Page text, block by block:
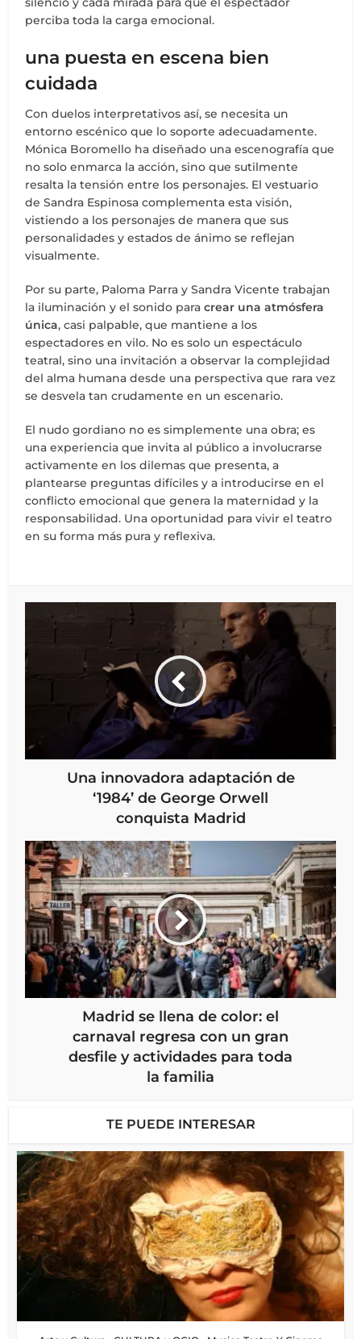
perciba toda la carga emocional.
una puesta en escena bien
cuidada
Con duelos interpretativos así, se necesita un
entorno escénico que lo soporte adecuadamente.
Mónica Boromello ha diseñado una escenografía que
no solo enmarca la acción, sino que sutilmente
resalta la tensión entre los personajes. El vestuario
de Sandra Espinosa complementa esta visión,
vistiendo a los personajes de manera que sus
personalidades y estados de ánimo se reflejan
visualmente.
Por su parte, Paloma Parra y Sandra Vicente trabajan
la iluminación y el sonido paracrear una atmósfera
única, casi palpable, que mantiene a los
espectadores en vilo. No es solo un espectáculo
teatral, sino una invitación a observar la complejidad
del alma humana desde una perspectiva que rara vez
se desvela tan crudamente en un escenario.
El nudo gordiano no es simplemente una obra; es
una experiencia que invita al público a involucrarse
activamente en los dilemas que presenta, a
plantearse preguntas difíciles y a introducirse en el
conflicto emocional que genera la maternidad y la
responsabilidad. Una oportunidad para vivir el teatro
en su forma más pura y reflexiva.
Una innovadora adaptación de
‘1984’ de George Orwell
conquista Madrid
Madrid se llena de color: el
carnaval regresa con un gran
desfile y actividades para toda
la familia
TE PUEDE INTERESAR